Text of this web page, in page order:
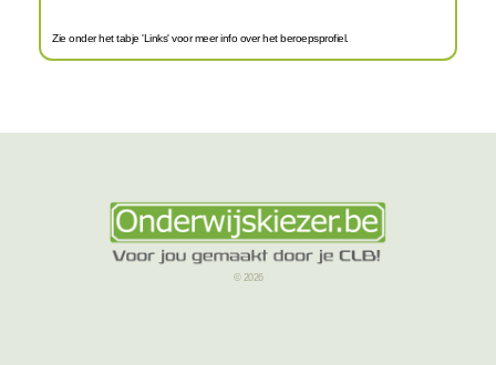
Zie onder het tabje 'Links' voor meer info over het beroepsprofiel.
© 2026